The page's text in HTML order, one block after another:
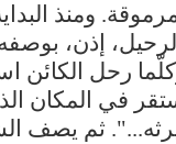
ومنذ
إذن،
رحل الكائن
في المكان
ثم يصف